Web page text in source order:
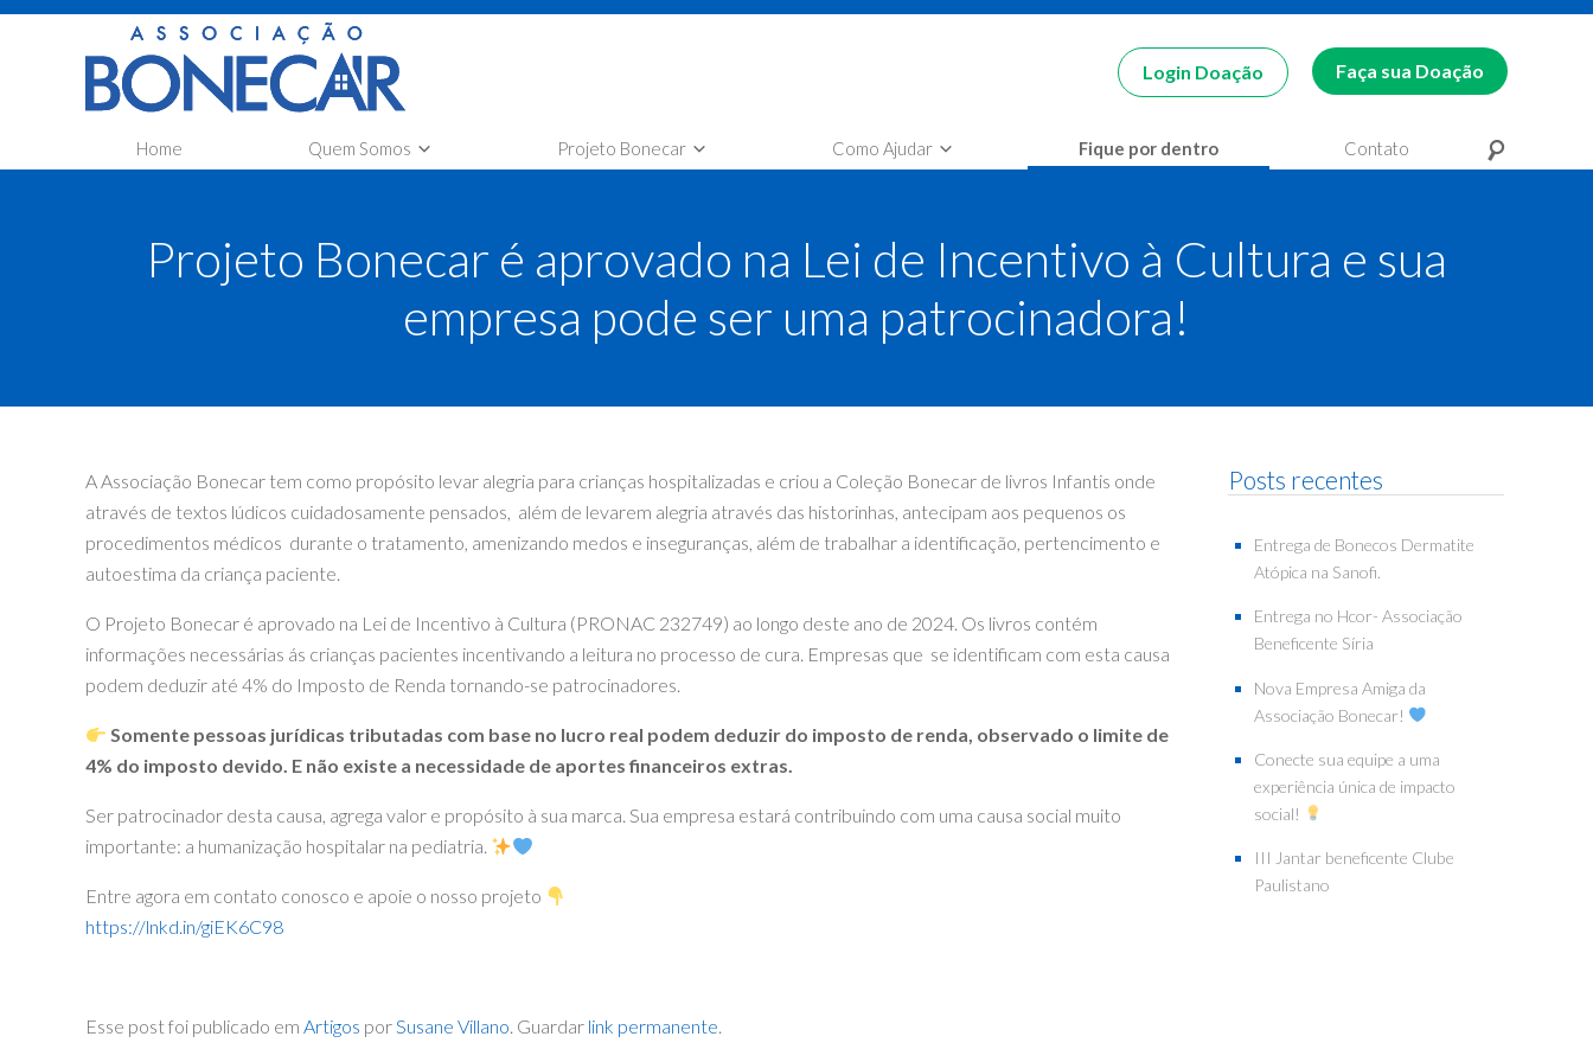
Login Doação Faça sua Doação
Home Quem Somos
Transparência
Projeto Bonecar
Cartilha Projeto Bonecar
Como Ajudar
Selo Empresa Amiga Bonecar
Fique por dentro Contato
Pesquisa
Projeto Bonecar é aprovado na Lei de Incentivo à Cultura e sua
empresa pode ser uma patrocinadora!
A Associação Bonecar tem como propósito levar alegria para crianças hospitalizadas e criou a Coleção Bonecar de livros Infantis onde
através de textos lúdicos cuidadosamente pensados, além de levarem alegria através das historinhas, antecipam aos pequenos os
procedimentos médicos durante o tratamento, amenizando medos e inseguranças, além de trabalhar a identificação, pertencimento e
autoestima da criança paciente.
O Projeto Bonecar é aprovado na Lei de Incentivo à Cultura (PRONAC 232749) ao longo deste ano de 2024. Os livros contém
informações necessárias ás crianças pacientes incentivando a leitura no processo de cura. Empresas que se identificam com esta causa
podem deduzir até 4% do Imposto de Renda tornando-se patrocinadores.
Somente pessoas jurídicas tributadas com base no lucro real podem deduzir do imposto de renda, observado o limite de
4% do imposto devido. E não existe a necessidade de aportes financeiros extras.
Ser patrocinador desta causa, agrega valor e propósito à sua marca. Sua empresa estará contribuindo com uma causa social muito
importante: a humanização hospitalar na pediatria.
Entre agora em contato conosco e apoie o nosso projeto
https://lnkd.in/giEK6C98
Esse post foi publicado em Artigos porSusane Villano. Guardar link permanente.
Posts recentes
Entrega de Bonecos Dermatite
Atópica na Sanofi.
Entrega no Hcor- Associação
Beneficente Síria
Nova Empresa Amiga da
Associação Bonecar!
Conecte sua equipe a uma
experiência única de impacto
social!
III Jantar beneficente Clube
Paulistano